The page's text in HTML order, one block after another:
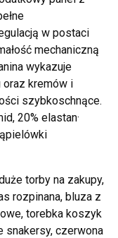
w postaci
mechaniczną
wykazuje
oraz kremów i
szybkoschnące.
20% elastan·
torby na zakupy,
rozpinana, bluza z
torebka koszyk
snakersy, czerwona